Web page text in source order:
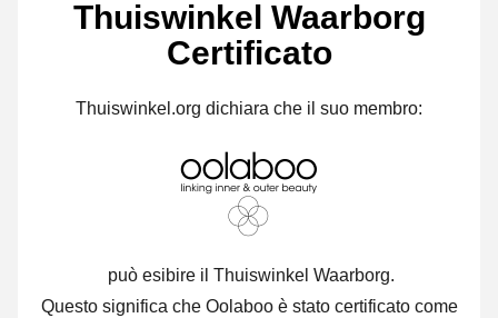
Thuiswinkel Waarborg
Certificato
Thuiswinkel.org dichiara che il suo membro:
può esibire il Thuiswinkel Waarborg.
Questo significa che Oolaboo è stato certificato come